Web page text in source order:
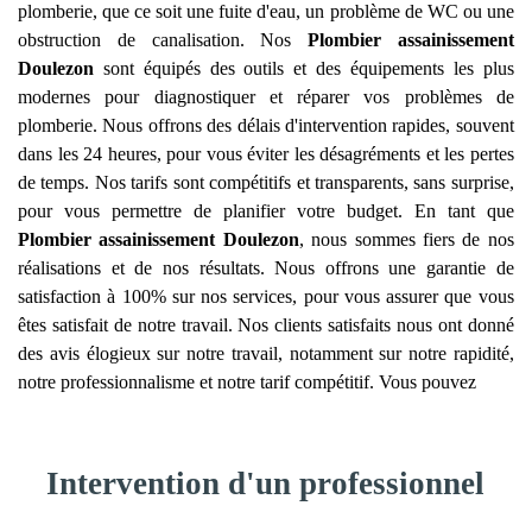
plomberie, que ce soit une fuite d'eau, un problème de WC ou une
obstruction de canalisation. Nos Plombier assainissement
Doulezon sont équipés des outils et des équipements les plus
modernes pour diagnostiquer et réparer vos problèmes de
plomberie. Nous offrons des délais d'intervention rapides, souvent
dans les 24 heures, pour vous éviter les désagréments et les pertes
de temps. Nos tarifs sont compétitifs et transparents, sans surprise,
pour vous permettre de planifier votre budget. En tant que
Plombier assainissement Doulezon, nous sommes fiers de nos
réalisations et de nos résultats. Nous offrons une garantie de
satisfaction à 100% sur nos services, pour vous assurer que vous
êtes satisfait de notre travail. Nos clients satisfaits nous ont donné
des avis élogieux sur notre travail, notamment sur notre rapidité,
notre professionnalisme et notre tarif compétitif. Vous pouvez
Intervention d'un professionnel